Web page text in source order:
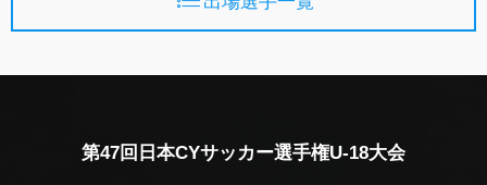
第47回日本CYサッカー選手権U-18大会